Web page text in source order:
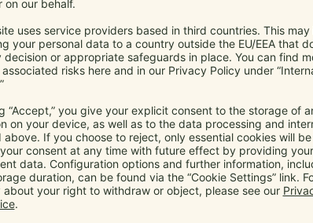
ab 3,5 kg bis 15 kg. Dein
zur Ruhe.